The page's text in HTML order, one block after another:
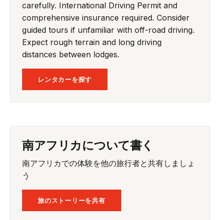
carefully. International Driving Permit and
comprehensive insurance required. Consider
guided tours if unfamiliar with off-road driving.
Expect rough terrain and long driving
distances between lodges.
レンタカーを探す
南アフリカについて書く
南アフリカでの体験を他の旅行者と共有しましょ
う
旅のストーリーを共有